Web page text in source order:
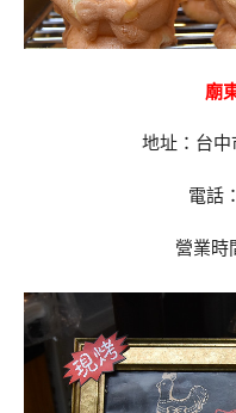
廟
地址：台中
電話
營業時